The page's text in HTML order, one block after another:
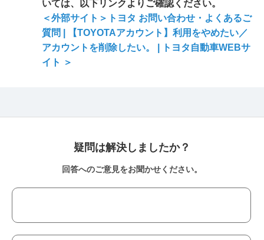
いては、以下リンクよりご確認ください。
＜外部サイト＞トヨタ お問い合わせ・よくあるご
質問 | 【TOYOTAアカウント】利用をやめたい／
アカウントを削除したい。 | トヨタ自動車WEBサ
イト ＞
疑問は解決しましたか？
回答へのご意見をお聞かせください。